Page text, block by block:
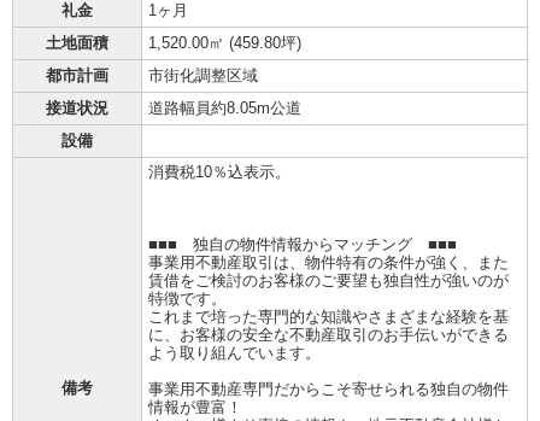
礼金
1ヶ月
土地面積
1,520.00㎡ (459.80坪)
都市計画
市街化調整区域
接道状況
道路幅員約8.05m公道
設備
備考
消費税10％込表示。
■■■ 独自の物件情報からマッチング ■■■
事業用不動産取引は、物件特有の条件が強く、また
賃借をご検討のお客様のご要望も独自性が強いのが
特徴です。
これまで培った専門的な知識やさまざまな経験を基
に、お客様の安全な不動産取引のお手伝いができる
よう取り組んでいます。
事業用不動産専門だからこそ寄せられる独自の物件
情報が豊富！